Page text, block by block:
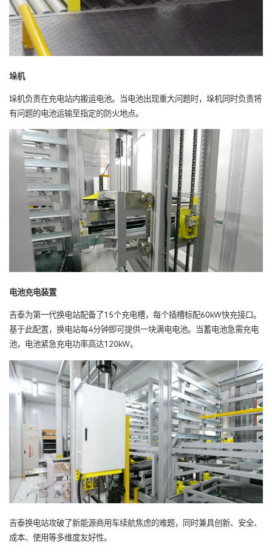
垛机
垛机负责在充电站内搬运电池。当电池出现重大问题时，垛机同时负责将
有问题的电池运输至指定的防火地点。
电池充电装置
吉泰为第一代换电站配备了15个充电槽，每个插槽标配60kW快充接口。
基于此配置，换电站每4分钟即可提供一块满电电池。当蓄电池急需充电
池，电池紧急充电功率高达120kW。
吉泰换电站攻破了新能源商用车续航焦虑的难题，同时兼具创新、安全、
成本、使用等多维度友好性。